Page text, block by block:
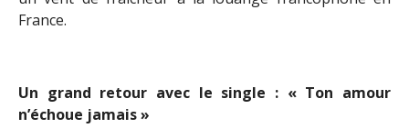
France.
Un grand retour avec le single : « Ton amour
n’échoue jamais »